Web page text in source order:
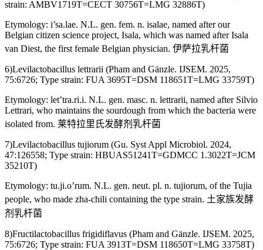
strain: AMBV1719T=CECT 30756T=LMG 32886T)
Etymology: i’sa.lae. N.L. gen. fem. n. isalae, named after our
Belgian citizen science project, Isala, which was named after Isala
van Diest, the first female Belgian physician. 伊萨拉乳杆菌
6)Levilactobacillus lettrarii (Pham and Gänzle. IJSEM. 2025,
75:6726; Type strain: FUA 3695T=DSM 118651T=LMG 33759T)
Etymology: let’tra.ri.i. N.L. gen. masc. n. lettrarii, named after Silvio
Lettrari, who maintains the sourdough from which the bacteria were
isolated from. 莱特拉里氏发酵剂乳杆菌
7)Levilactobacillus tujiorum (Gu. Syst Appl Microbiol. 2024,
47:126558; Type strain: HBUAS51241T=GDMCC 1.3022T=JCM
35210T)
Etymology: tu.ji.o’rum. N.L. gen. neut. pl. n. tujiorum, of the Tujia
people, who made zha-chili containing the type strain. 土家族发酵
剂乳杆菌
8)Fructilactobacillus frigidiflavus (Pham and Gänzle. IJSEM. 2025,
75:6726; Type strain: FUA 3913T=DSM 118650T=LMG 33758T)